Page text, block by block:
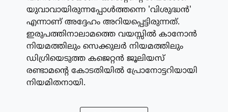
യുവാവായിരുന്നപ്പോള്‍ത്തന്നെ 'വിശുദ്ധന്‍'
എന്നാണ് അദ്ദേഹം അറിയപ്പെട്ടിരുന്നത്.
ഇരുപത്തിനാലാമത്തെ വയസ്സില്‍ കാനോന്‍
നിയമത്തിലും സെക്കുലര്‍ നിയമത്തിലും
ഡിഗ്രിയെടുത്ത കജെറ്റന്‍ ജൂലിയസ്
രണ്ടാമന്റെ കോടതിയില്‍ പ്രോനോട്ടറിയായി
നിയമിതനായി.